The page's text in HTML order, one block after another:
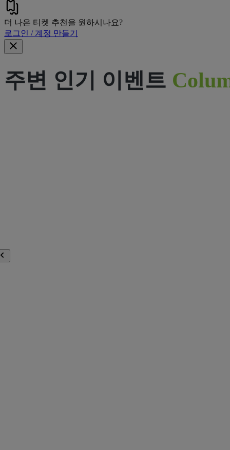
더 나은 티켓 추천을 원하시나요?
로그인 / 계정 만들기
주변 인기 이벤트